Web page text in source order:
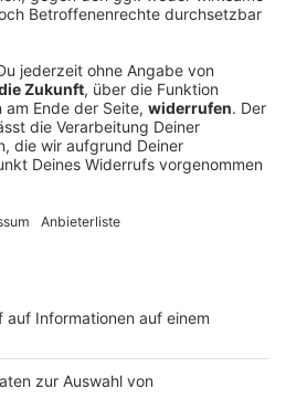
bei Unfall mit
sieben Insassen stirbt,